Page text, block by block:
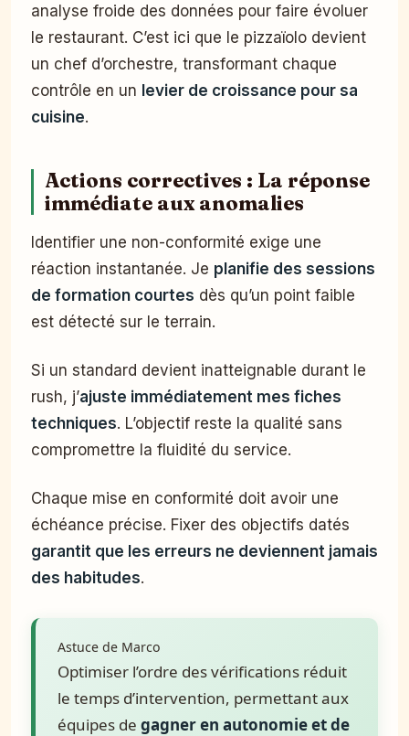
analyse froide des données pour faire évoluer
le restaurant. C’est ici que le pizzaïolo devient
un chef d’orchestre, transformant chaque
contrôle en un levier de croissance pour sa
cuisine.
Actions correctives : La réponse
immédiate aux anomalies
Identifier une non-conformité exige une
réaction instantanée. Je planifie des sessions
de formation courtes dès qu’un point faible
est détecté sur le terrain.
Si un standard devient inatteignable durant le
rush, j’ajuste immédiatement mes fiches
techniques. L’objectif reste la qualité sans
compromettre la fluidité du service.
Chaque mise en conformité doit avoir une
échéance précise. Fixer des objectifs datés
garantit que les erreurs ne deviennent jamais
des habitudes.
Astuce de Marco
Optimiser l’ordre des vérifications réduit
le temps d’intervention, permettant aux
équipes de gagner en autonomie et de